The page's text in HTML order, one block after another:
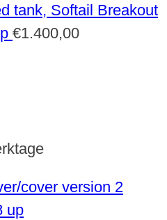
tank, Softail Breakout
€1.400,00